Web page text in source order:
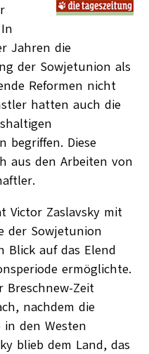
Jahren die
der Sowjetunion als
Reformen nicht
hatten auch die
begriffen. Diese
aus den Arbeiten von
Victor Zaslavsky mit
der Sowjetunion
Blick auf das Elend
ermöglichte.
Breschnew-Zeit
nachdem die
in den Westen
blieb dem Land, das